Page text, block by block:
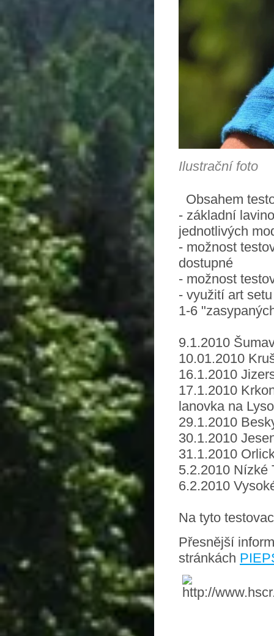
Ilustrační foto
Obsahem
- základní
jednotlivých
- možnost
dostupné
- možnost
- využití art
1-6
9.1.2010
10.01.2010
16.1.2010
17.1.2010
lanovka na
29.1.2010
30.1.2010
31.1.2010
5.2.2010 Nízké
6.2.2010
Na tyto
Přesnější
stránkách